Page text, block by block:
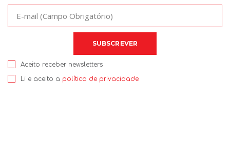
Aceito receber newsletters
Li e aceito a política de privacidade